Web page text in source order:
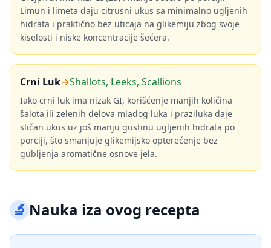
Limun i limeta daju citrusni ukus sa minimalno ugljenih
hidrata i praktično bez uticaja na glikemiju zbog svoje
kiselosti i niske koncentracije šećera.
Crni Luk→Shallots, Leeks, Scallions
Iako crni luk ima nizak GI, korišćenje manjih količina
šalota ili zelenih delova mladog luka i praziluka daje
sličan ukus uz još manju gustinu ugljenih hidrata po
porciji, što smanjuje glikemijsko opterećenje bez
gubljenja aromatične osnove jela.
🔬Nauka iza ovog recepta